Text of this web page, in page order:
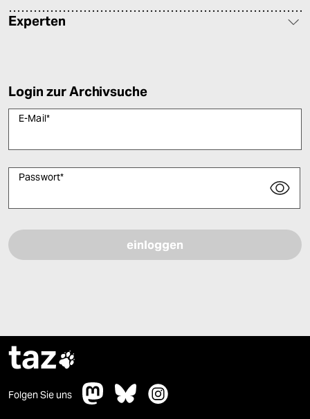
Experten
Login zur Archivsuche
E-Mail*
Passwort*
taz
Folgen Sie uns